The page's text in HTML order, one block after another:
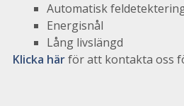
Automatisk
Energisnål
Lång livslängd
Klicka härför att kontakta oss